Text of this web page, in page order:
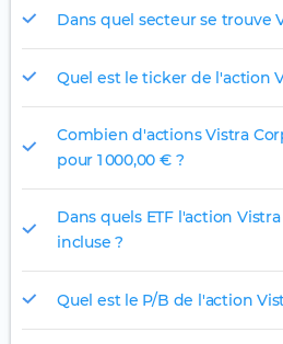
Dans quel secteur se trouve
Quel est le ticker de l'action
Combien d'actions Vistra
pour 1 000,00 € ?
Dans quels ETF l'action
incluse ?
Quel est le P/B de l'action